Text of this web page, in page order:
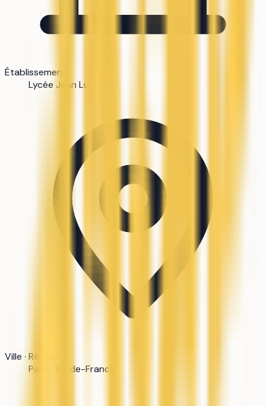
Établissement
Lycée Jean Lurcat
Ville · Région
Paris · Ile-de-France